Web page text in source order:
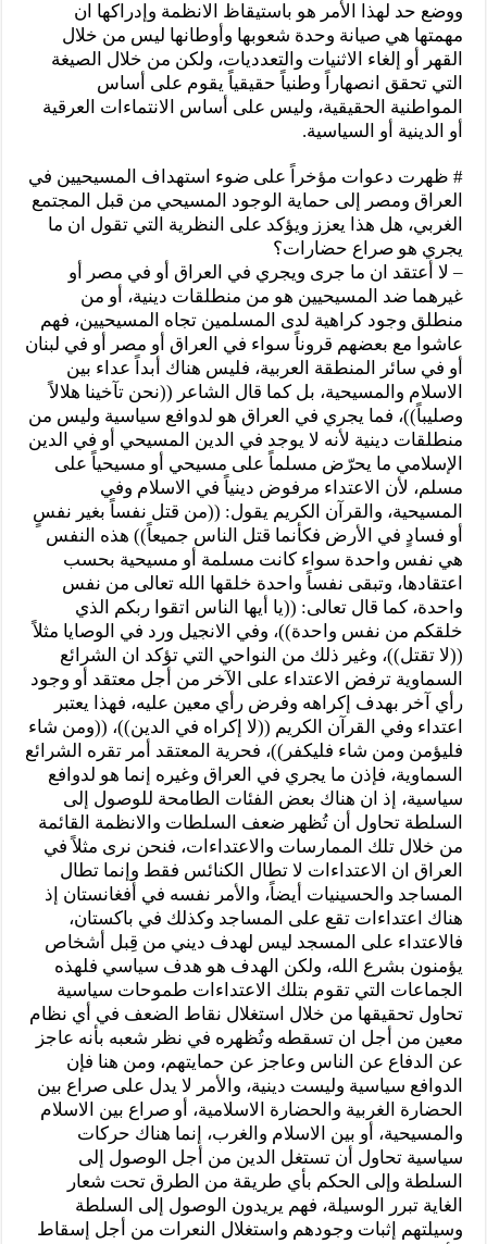
ووضع حد لهذا الأمر هو باستيقاظ الانظمة وإدراكها ان
مهمتها هي صيانة وحدة شعوبها وأوطانها ليس من خلال
القهر أو إلغاء الاثنيات والتعدديات، ولكن من خلال الصيغة
التي تحقق انصهاراً وطنياً حقيقياً يقوم على أساس
المواطنية الحقيقية، وليس على أساس الانتماءات العرقية
أو الدينية أو السياسية.
# ظهرت دعوات مؤخراً على ضوء استهداف المسيحيين في
العراق ومصر إلى حماية الوجود المسيحي من قبل المجتمع
الغربي، هل هذا يعزز ويؤكد على النظرية التي تقول ان ما
يجري هو صراع حضارات؟
– لا أعتقد ان ما جرى ويجري في العراق أو في مصر أو
غيرهما ضد المسيحيين هو من منطلقات دينية، أو من
منطلق وجود كراهية لدى المسلمين تجاه المسيحيين، فهم
عاشوا مع بعضهم قروناً سواء في العراق أو مصر أو في لبنان
أو في سائر المنطقة العربية، فليس هناك أبداً عداء بين
الاسلام والمسيحية، بل كما قال الشاعر ((نحن تآخينا هلالاً
وصليباً))، فما يجري في العراق هو لدوافع سياسية وليس من
منطلقات دينية لأنه لا يوجد في الدين المسيحي أو في الدين
الإسلامي ما يحرّض مسلماً على مسيحي أو مسيحياً على
مسلم، لأن الاعتداء مرفوض دينياً في الاسلام وفي
المسيحية، والقرآن الكريم يقول: ((من قتل نفساً بغير نفسٍ
أو فسادٍ في الأرض فكأنما قتل الناس جميعاً)) هذه النفس
هي نفس واحدة سواء كانت مسلمة أو مسيحية بحسب
اعتقادها، وتبقى نفساً واحدة خلقها الله تعالى من نفس
واحدة، كما قال تعالى: ((يا أيها الناس اتقوا ربكم الذي
خلقكم من نفس واحدة))، وفي الانجيل ورد في الوصايا مثلاً
((لا تقتل))، وغير ذلك من النواحي التي تؤكد ان الشرائع
السماوية ترفض الاعتداء على الآخر من أجل معتقد أو وجود
رأي آخر بهدف إكراهه وفرض رأي معين عليه، فهذا يعتبر
اعتداء وفي القرآن الكريم ((لا إكراه في الدين))، ((ومن شاء
فليؤمن ومن شاء فليكفر))، فحرية المعتقد أمر تقره الشرائع
السماوية، فإذن ما يجري في العراق وغيره إنما هو لدوافع
سياسية، إذ ان هناك بعض الفئات الطامحة للوصول إلى
السلطة تحاول أن تُظهر ضعف السلطات والانظمة القائمة
من خلال تلك الممارسات والاعتداءات، فنحن نرى مثلاً في
العراق ان الاعتداءات لا تطال الكنائس فقط وإنما تطال
المساجد والحسينيات أيضاً، والأمر نفسه في أفغانستان إذ
هناك اعتداءات تقع على المساجد وكذلك في باكستان،
فالاعتداء على المسجد ليس لهدف ديني من قِبل أشخاص
يؤمنون بشرع الله، ولكن الهدف هو هدف سياسي فلهذه
الجماعات التي تقوم بتلك الاعتداءات طموحات سياسية
تحاول تحقيقها من خلال استغلال نقاط الضعف في أي نظام
معين من أجل ان تسقطه وتُظهره في نظر شعبه بأنه عاجز
عن الدفاع عن الناس وعاجز عن حمايتهم، ومن هنا فإن
الدوافع سياسية وليست دينية، والأمر لا يدل على صراع بين
الحضارة الغربية والحضارة الاسلامية، أو صراع بين الاسلام
والمسيحية، أو بين الاسلام والغرب، إنما هناك حركات
سياسية تحاول أن تستغل الدين من أجل الوصول إلى
السلطة وإلى الحكم بأي طريقة من الطرق تحت شعار
الغاية تبرر الوسيلة، فهم يريدون الوصول إلى السلطة
وسيلتهم إثبات وجودهم واستغلال النعرات من أجل إسقاط